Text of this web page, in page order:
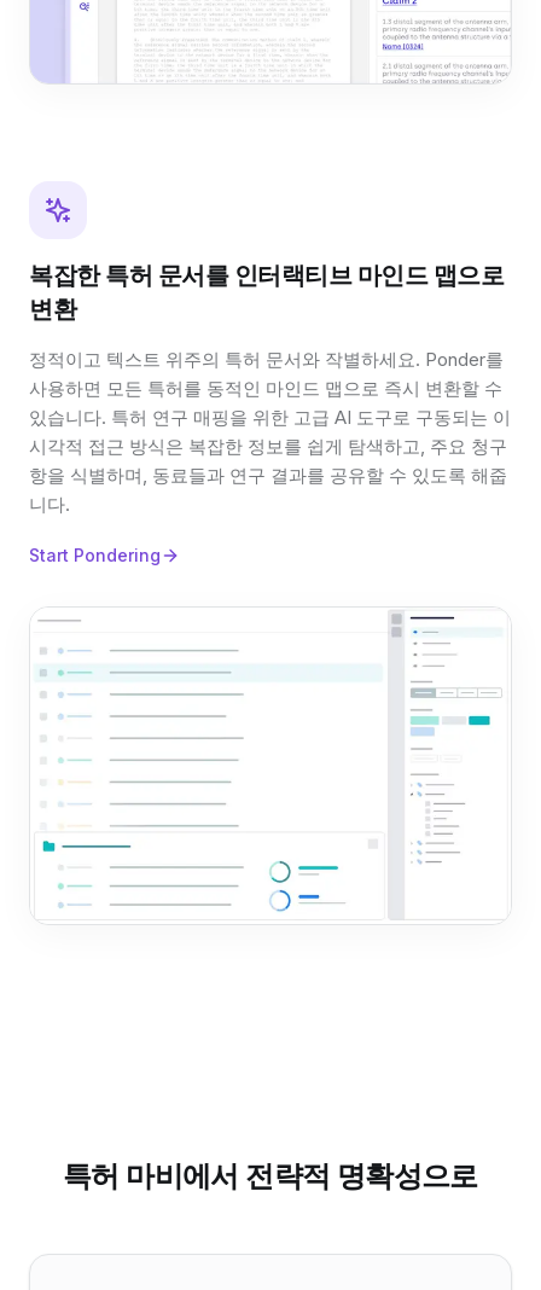
복잡한 특허 문서를 인터랙티브 마인드 맵으로
변환
정적이고 텍스트 위주의 특허 문서와 작별하세요. Ponder를
사용하면 모든 특허를 동적인 마인드 맵으로 즉시 변환할 수
있습니다. 특허 연구 매핑을 위한 고급 AI 도구로 구동되는 이
시각적 접근 방식은 복잡한 정보를 쉽게 탐색하고, 주요 청구
항을 식별하며, 동료들과 연구 결과를 공유할 수 있도록 해줍
니다.
Start Pondering
특허 마비에서 전략적 명확성으로